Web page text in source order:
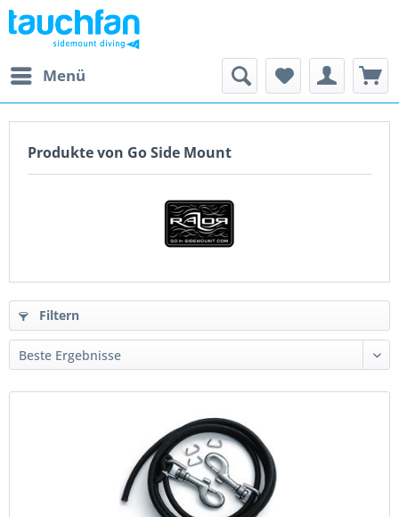
Menü
Produkte von Go Side Mount
Filtern